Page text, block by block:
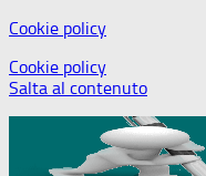
Cookie policy
Cookie policy
Salta al contenuto